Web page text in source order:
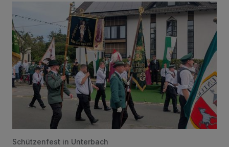
Nach der Parade folgt Montag das Königsschießen
Schützenfest in Unterbach